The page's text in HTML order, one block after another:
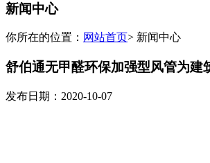
新闻中心
你所在的位置： 网站首页> 新闻中心
舒伯通无甲醛环保加强型风管为建
发布日期：2020-10-07